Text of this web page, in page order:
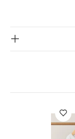
للتغيير وحامل
بسهولة.
أو الظهر